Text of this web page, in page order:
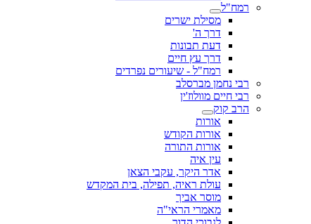
רמח"ל
מסילת ישרים
דרך ה'
דעת תבונות
דרך עץ חיים
רמח"ל - שיעורים נפרדים
רבי נחמן מברסלב
רבי חיים מוולוז'ין
הרב קוק
אורות
אורות הקודש
אורות התורה
עין איה
אדר היקר, עקבי הצאן
עולת ראיה, תפילה, בית המקדש
מוסר אביך
מאמרי הראי"ה